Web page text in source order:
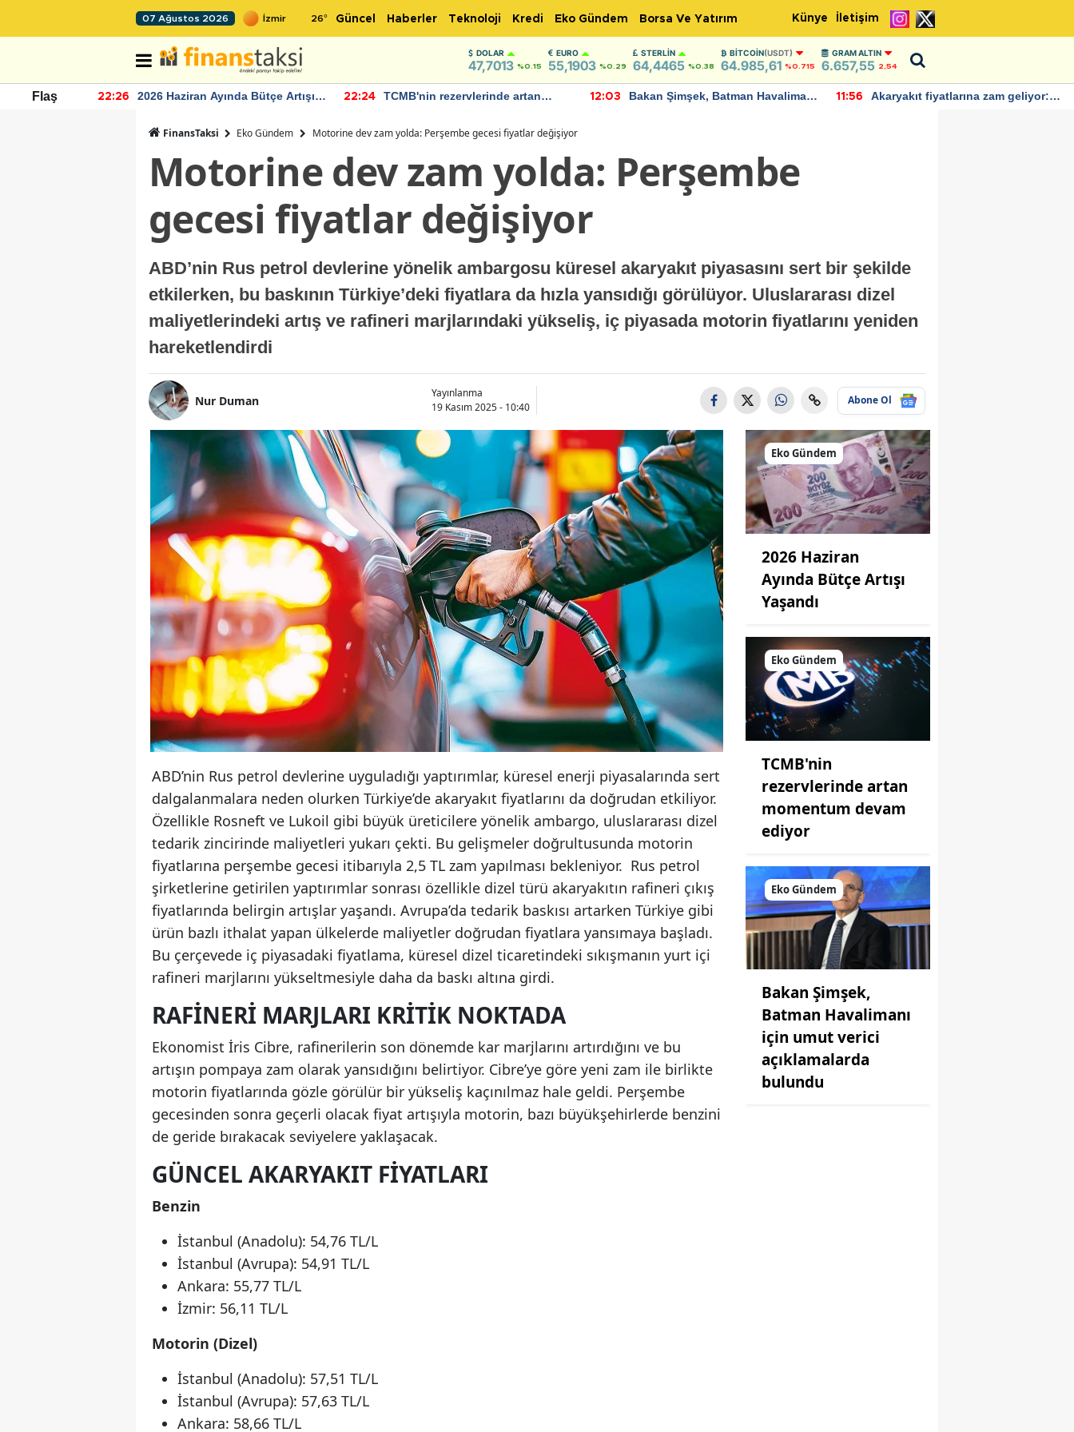
07 Ağustos 2026 26° Güncel Haberler Teknoloji Kredi Eko Gündem Borsa Ve Yatırım Künye İletişim
DOLAR
47,7013 %0.15
EURO
55,1903 %0.29
STERLIN
64,4465 %0.38
BITCOIN(USDT)
64.985,61 %0.715
GRAM ALTIN
6.657,55 2,54
Flaş 22:26
2026 Haziran Ayında Bütçe Artışı
22:24
TCMB'nin rezervlerinde artan
12:03
Bakan Şimşek, Batman Havalimanı
11:56
Akaryakıt fiyatlarına zam geliyor:
FinansTaksi Eko Gündem Motorine dev zam yolda: Perşembe gecesi fiyatlar değişiyor
Motorine dev zam yolda: Perşembe
gecesi fiyatlar değişiyor
ABD’nin Rus petrol devlerine yönelik ambargosu küresel akaryakıt piyasasını sert bir şekilde
etkilerken, bu baskının Türkiye’deki fiyatlara da hızla yansıdığı görülüyor. Uluslararası dizel
maliyetlerindeki artış ve rafineri marjlarındaki yükseliş, iç piyasada motorin fiyatlarını yeniden
hareketlendirdi
Nur Duman
Yayınlanma
19 Kasım 2025 - 10:40
Abone Ol
ABD’nin Rus petrol devlerine uyguladığı yaptırımlar, küresel enerji piyasalarında sert
dalgalanmalara neden olurken Türkiye’de akaryakıt fiyatlarını da doğrudan etkiliyor.
Özellikle Rosneft ve Lukoil gibi büyük üreticilere yönelik ambargo, uluslararası dizel
tedarik zincirinde maliyetleri yukarı çekti. Bu gelişmeler doğrultusunda motorin
fiyatlarına perşembe gecesi itibarıyla 2,5 TL zam yapılması bekleniyor. Rus petrol
şirketlerine getirilen yaptırımlar sonrası özellikle dizel türü akaryakıtın rafineri çıkış
fiyatlarında belirgin artışlar yaşandı. Avrupa’da tedarik baskısı artarken Türkiye gibi
ürün bazlı ithalat yapan ülkelerde maliyetler doğrudan fiyatlara yansımaya başladı.
Bu çerçevede iç piyasadaki fiyatlama, küresel dizel ticaretindeki sıkışmanın yurt içi
rafineri marjlarını yükseltmesiyle daha da baskı altına girdi.
RAFINERI MARJLARI KRITIK NOKTADA
Ekonomist İris Cibre, rafinerilerin son dönemde kar marjlarını artırdığını ve bu
artışın pompaya zam olarak yansıdığını belirtiyor. Cibre’ye göre yeni zam ile birlikte
motorin fiyatlarında gözle görülür bir yükseliş kaçınılmaz hale geldi. Perşembe
gecesinden sonra geçerli olacak fiyat artışıyla motorin, bazı büyükşehirlerde benzini
de geride bırakacak seviyelere yaklaşacak.
GÜNCEL AKARYAKIT FIYATLARI
Benzin
İstanbul (Anadolu): 54,76 TL/L
İstanbul (Avrupa): 54,91 TL/L
Ankara: 55,77 TL/L
İzmir: 56,11 TL/L
Motorin (Dizel)
İstanbul (Anadolu): 57,51 TL/L
İstanbul (Avrupa): 57,63 TL/L
Ankara: 58,66 TL/L
Eko Gündem
2026 Haziran
Ayında Bütçe Artışı
Yaşandı
Eko Gündem
TCMB'nin
rezervlerinde artan
momentum devam
ediyor
Eko Gündem
Bakan Şimşek,
Batman Havalimanı
için umut verici
açıklamalarda
bulundu